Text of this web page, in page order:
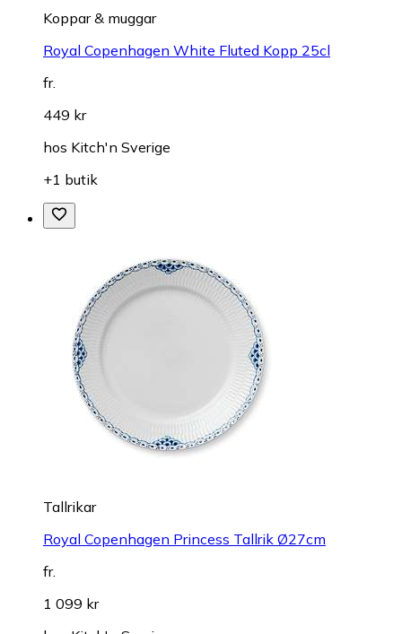
Koppar & muggar
Royal Copenhagen White Fluted Kopp 25cl
fr.
449 kr
hos Kitch'n Sverige
+1 butik
Tallrikar
Royal Copenhagen Princess Tallrik Ø27cm
fr.
1 099 kr